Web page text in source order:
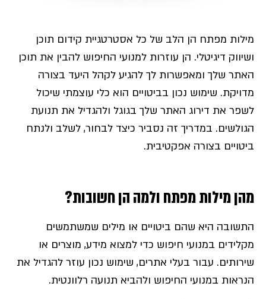
מילות מפתח הן הלב של כל אסטרטגיית קידום תוכן
ושיווק דיגיטלי. הן עוזרות למנועי החיפוש להבין את תוכן
האתר שלך ומאפשרות לך להגיע לקהל היעד בצורה
מדויקת. שימוש נכון בביטויים הוא כלי עוצמתי שיכול
לשפר את דירוג האתר שלך בגוגל ולהגדיל את תנועת
הגולשים. במדריך זה נסביר כיצד לבחור, לשלב ולנתח
ביטויים בצורה אפקטיבית.
מהן מילות מפתח ולמה הן חשובות?
התשובה היא שהם ביטויים או מילים שמשתמשים
מקלידים במנועי חיפוש כדי למצוא מידע, מוצרים או
שירותים. עבור בעלי אתרים, שימוש נכון עוזר להגדיל את
הנראות במנועי החיפוש ולהביא תנועה רלוונטית.